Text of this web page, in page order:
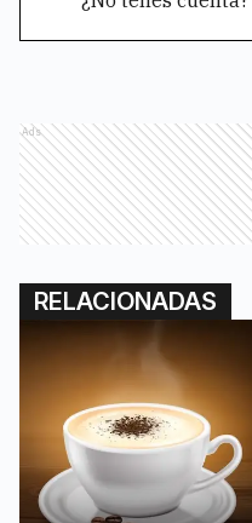
Ads
RELACIONADAS